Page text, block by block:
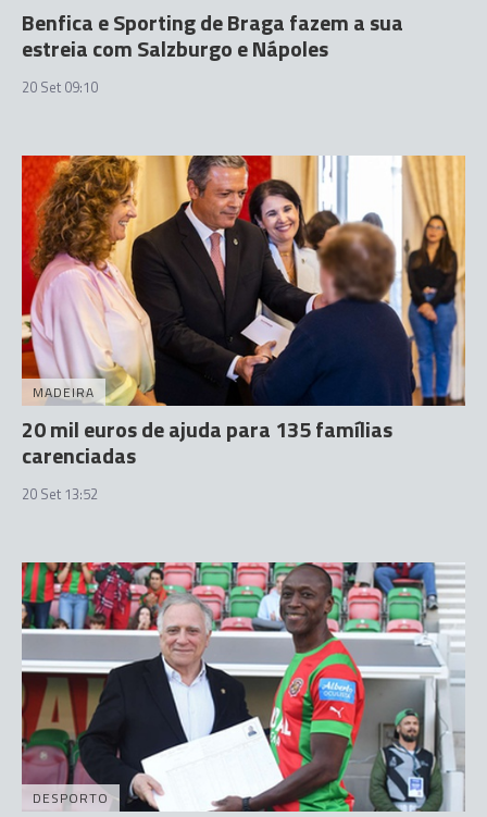
Benfica e Sporting de Braga fazem a sua
estreia com Salzburgo e Nápoles
20 Set 09:10
MADEIRA
20 mil euros de ajuda para 135 famílias
carenciadas
20 Set 13:52
DESPORTO